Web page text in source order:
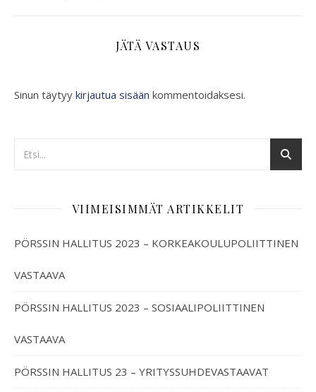
JÄTÄ VASTAUS
Sinun täytyy kirjautua sisään kommentoidaksesi.
VIIMEISIMMÄT ARTIKKELIT
PÖRSSIN HALLITUS 2023 – KORKEAKOULUPOLIITTINEN
VASTAAVA
PÖRSSIN HALLITUS 2023 – SOSIAALIPOLIITTINEN
VASTAAVA
PÖRSSIN HALLITUS 23 – YRITYSSUHDEVASTAAVAT